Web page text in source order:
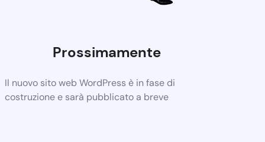
Prossimamente
Il nuovo sito web WordPress è in fase di
costruzione e sarà pubblicato a breve